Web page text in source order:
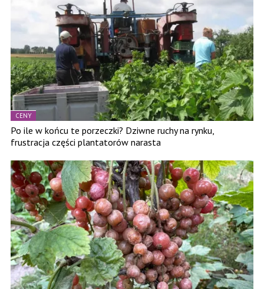
CENY
Po ile w końcu te porzeczki? Dziwne ruchy na rynku,
frustracja części plantatorów narasta